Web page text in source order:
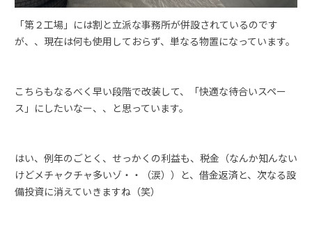
「第２工場」には割と立派な事務所が併設されているのです
が、、現在は何も使用しておらず、単なる物置になっています。
こちらもなるべく早い段階で改装して、「快適な待合いスペー
ス」にしたいなー、、と思っています。
はい、例年のごとく、せっかくの利益も、税金（なんか知んない
けどメチャクチャ多いゾ・・（涙））と、借金返済と、次なる設
備投資に消えていきますね（笑）